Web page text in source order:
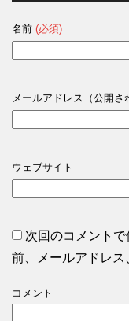
名前 (必須)
メールアドレス（公開さ
ウェブサイト
次回のコメント
前、メールアドレス
コメント